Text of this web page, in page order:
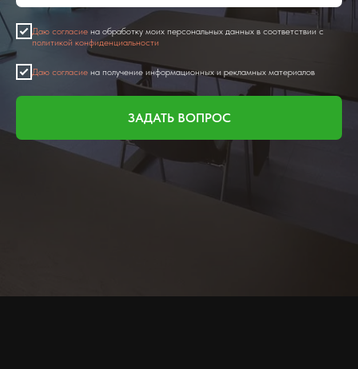
Даю согласие на обработку моих персональных данных в соответствии с
политикой конфиденциальности
Даю согласие на получение информационных и рекламных материалов
ЗАДАТЬ ВОПРОС